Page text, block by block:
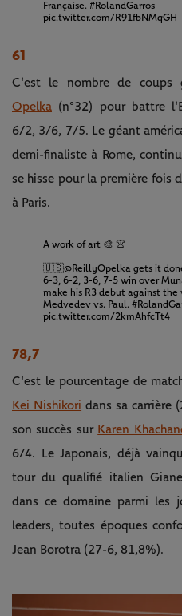
Française. #RolandGarros
pic.twitter.com/R91fbNMqGH
61
C'est le nombre de coups
Opelka (n°32) pour battre
6/2, 3/6, 7/5. Le géant
demi-finaliste à Rome,
se hisse pour la première fois
à Paris.
A work of art 🎨 👚
🇺🇸@ReillyOpelka gets it
6-3, 6-2, 3-6, 7-5 win over
make his R3 debut against the
Medvedev vs. Paul.
pic.twitter.com/2kmAhfcTt4
78,7
C'est le pourcentage de
Kei Nishikori dans sa carrière
son succès sur Karen
6/4. Le Japonais, déjà
tour du qualifié italien
dans ce domaine parmi les
leaders, toutes époques
Jean Borotra (27-6, 81,8%).